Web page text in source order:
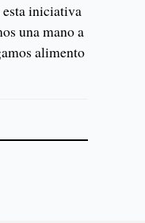
esta iniciativa
una mano a
alimento